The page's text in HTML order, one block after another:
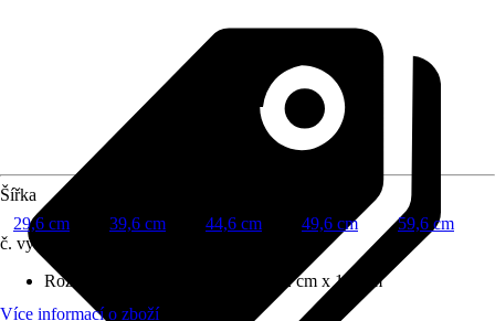
Šířka
29,6 cm
39,6 cm 44,6 cm 49,6 cm
59,6 cm
č. výrobku
Rozměry (ŠxVxH)
29.6 cm x 89.2 cm x 1.6 cm
Více informací o zboží